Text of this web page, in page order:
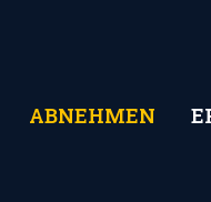
ABNEHMEN